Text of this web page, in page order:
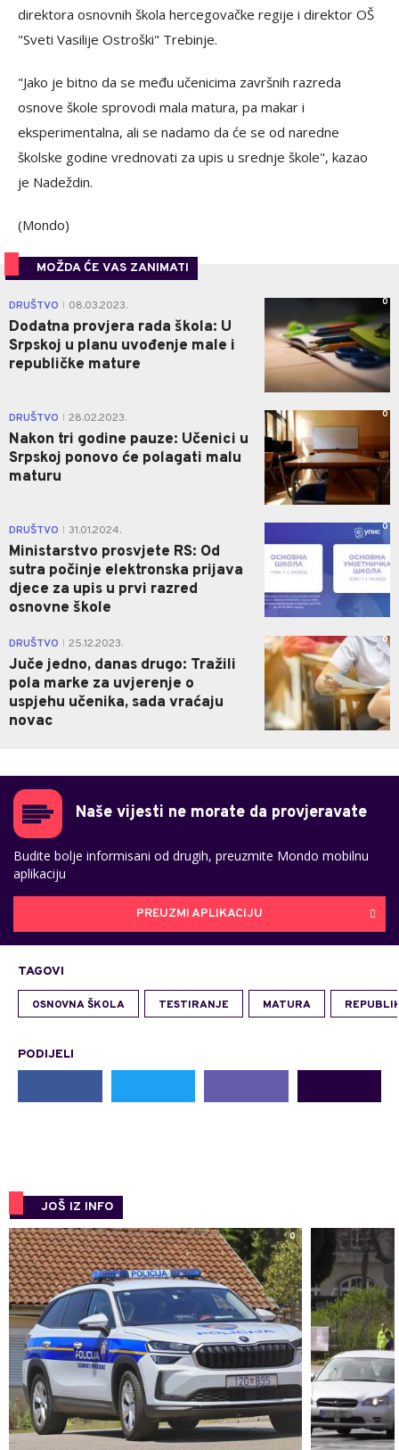
direktora osnovnih škola hercegovačke regije i direktor OŠ
"Sveti Vasilije Ostroški" Trebinje.
"Jako je bitno da se među učenicima završnih razreda
osnove škole sprovodi mala matura, pa makar i
eksperimentalna, ali se nadamo da će se od naredne
školske godine vrednovati za upis u srednje škole", kazao
je Nadeždin.
(Mondo)
MOŽDA ĆE VAS ZANIMATI
DRUŠTVO 08.03.2023.
Dodatna provjera rada škola: U
Srpskoj u planu uvođenje male i
republičke mature
0
DRUŠTVO 28.02.2023.
Nakon tri godine pauze: Učenici u
Srpskoj ponovo će polagati malu
maturu
0
DRUŠTVO 31.01.2024.
Ministarstvo prosvjete RS: Od
sutra počinje elektronska prijava
djece za upis u prvi razred
osnovne škole
0
DRUŠTVO 25.12.2023.
Juče jedno, danas drugo: Tražili
pola marke za uvjerenje o
uspjehu učenika, sada vraćaju
novac
0
Naše vijesti ne morate da provjeravate
Budite bolje informisani od drugih, preuzmite Mondo mobilnu
aplikaciju
PREUZMI APLIKACIJU
TAGOVI
OSNOVNA ŠKOLA TESTIRANJE MATURA
PODIJELI
JOŠ IZ INFO
0